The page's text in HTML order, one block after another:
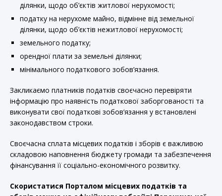
ділянки, щодо об’єктів житлової нерухомості;
податку на нерухоме майно, відмінне від земельної
ділянки, щодо об’єктів нежитлової нерухомості;
земельного податку;
орендної плати за земельні ділянки;
мінімального податкового зобов’язання.
Закликаємо платників податків своєчасно перевіряти
інформацію про наявність податкової заборгованості та
виконувати свої податкові зобов’язання у встановлені
законодавством строки.
Своєчасна сплата місцевих податків і зборів є важливою
складовою наповнення бюджету громади та забезпечення
фінансування її соціально-економічного розвитку.
Скористатися Порталом місцевих податків та